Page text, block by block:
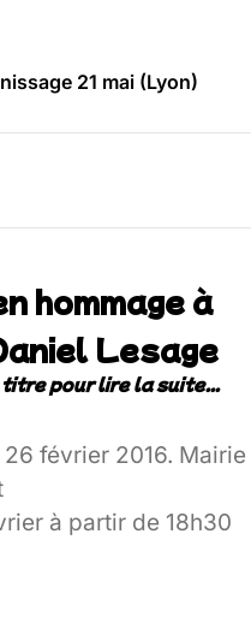
21 mai (Lyon)
18 juillet (Vaulx-en-
hommage à
Lesage
février 2016. Mairie
à partir de 18h30